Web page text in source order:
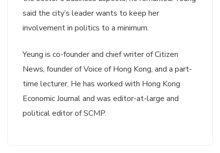
said the city’s leader wants to keep her
involvement in politics to a minimum.
Yeung is co-founder and chief writer of Citizen
News, founder of Voice of Hong Kong, and a part-
time lecturer. He has worked with Hong Kong
Economic Journal and was editor-at-large and
political editor of SCMP.